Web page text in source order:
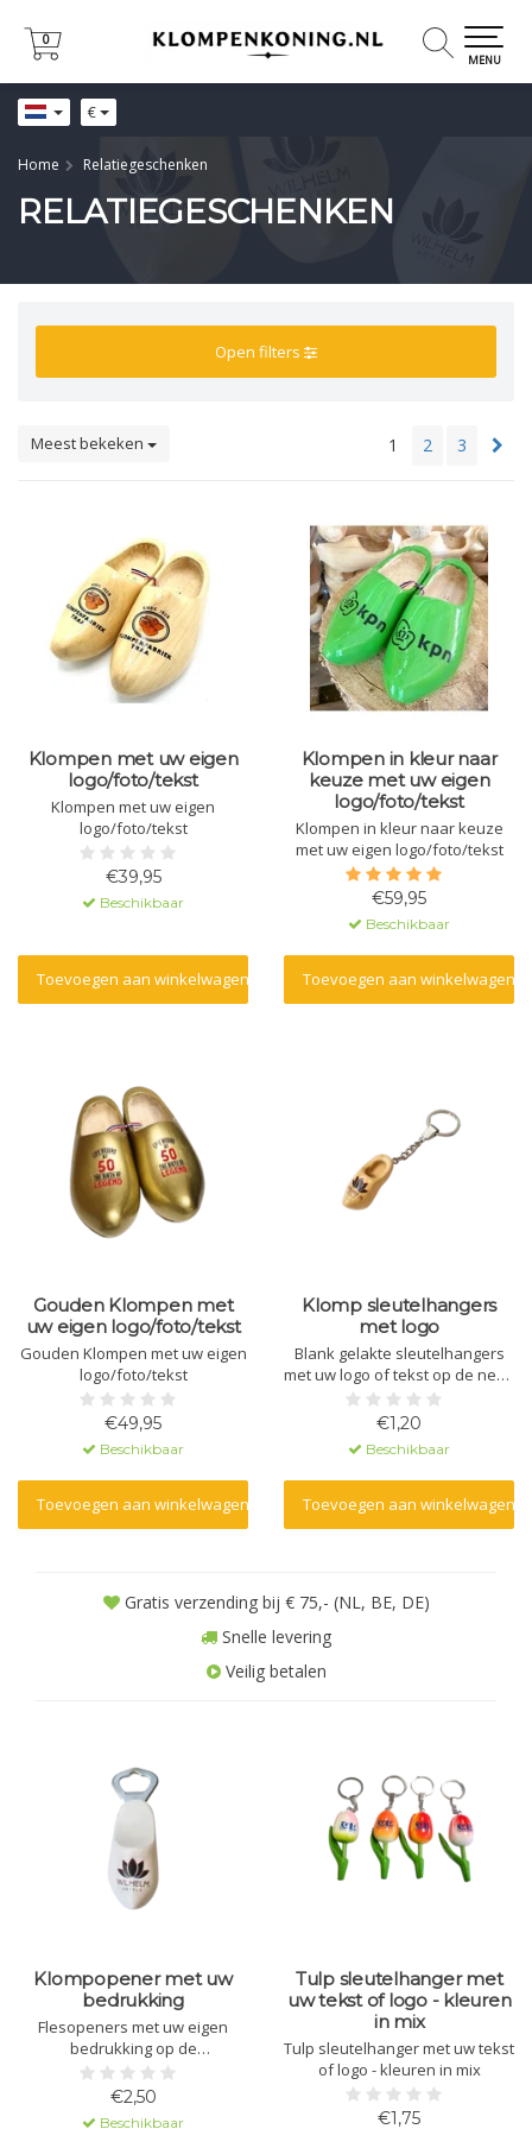
€
0
0
MENU
Home Relatiegeschenken
RELATIEGESCHENKEN
Open filters
Meest bekeken 1 2 3
Klompen met uw eigen
logo/foto/tekst
Klompen met uw eigen
logo/foto/tekst
€39,95
Beschikbaar
Toevoegen aan winkelwagen
Klompen in kleur naar
keuze met uw eigen
logo/foto/tekst
Klompen in kleur naar keuze
met uw eigen logo/foto/tekst
€59,95
Beschikbaar
Toevoegen aan winkelwagen
Gouden Klompen met
uw eigen logo/foto/tekst
Gouden Klompen met uw eigen
logo/foto/tekst
€49,95
Beschikbaar
Toevoegen aan winkelwagen
Klomp sleutelhangers
met logo
Blank gelakte sleutelhangers
met uw logo of tekst op de neus
bedrukt.Leuk om uit te delen op
beurzen, voor goodybags en
bruiloften.
€1,20
Beschikbaar
Toevoegen aan winkelwagen
Gratis verzending bij € 75,- (NL, BE, DE)
Snelle levering
Veilig betalen
Klompopener met uw
bedrukking
Flesopeners met uw eigen
bedrukking op de
klomp.Minimale afname is 15
openers.
€2,50
Beschikbaar
Tulp sleutelhanger met
uw tekst of logo - kleuren
in mix
Tulp sleutelhanger met uw tekst
of logo - kleuren in mix
€1,75